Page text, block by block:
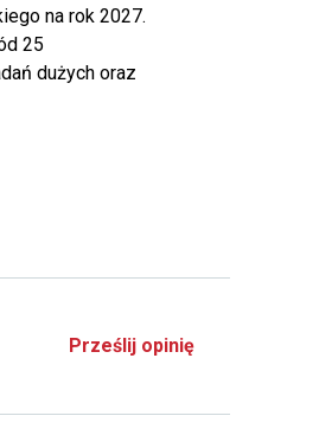
na rok 2027.
25
dużych oraz
Prześlij opinię